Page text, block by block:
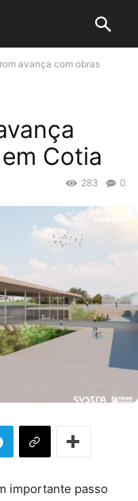
avança com obras
Cotia
0
283
importante passo